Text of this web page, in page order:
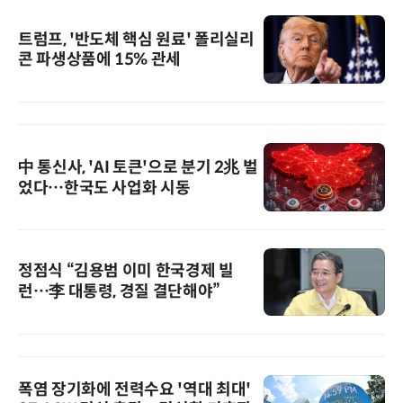
트럼프, '반도체 핵심 원료' 폴리실리
콘 파생상품에 15% 관세
中 통신사, 'AI 토큰'으로 분기 2兆 벌
었다…한국도 사업화 시동
정점식 “김용범 이미 한국경제 빌
런…李 대통령, 경질 결단해야”
폭염 장기화에 전력수요 '역대 최대'